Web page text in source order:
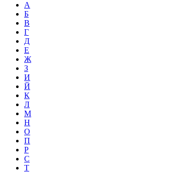
А
Б
В
Г
Д
Е
Ж
З
И
Й
К
Л
М
Н
О
П
Р
С
Т